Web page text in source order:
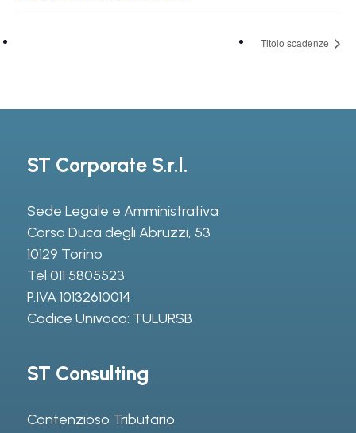
Titolo scadenze
ST Corporate S.r.l.
Sede Legale e Amministrativa
Corso Duca degli Abruzzi, 53
10129 Torino
Tel 011 5805523
P.IVA 10132610014
Codice Univoco: TULURSB
ST Consulting
Contenzioso Tributario